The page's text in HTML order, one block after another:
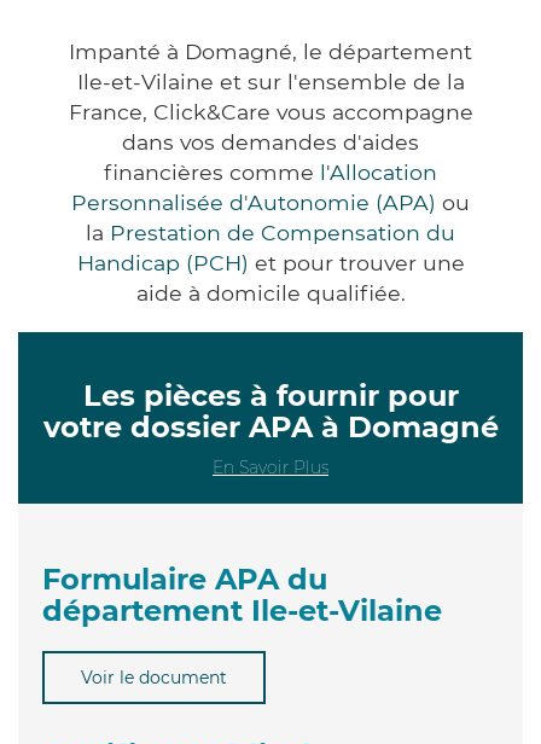
Impanté à Domagné, le département
Ile-et-Vilaine et sur l'ensemble de la
France, Click&Care vous accompagne
dans vos demandes d'aides
financières comme l'Allocation
Personnalisée d'Autonomie (APA) ou
la Prestation de Compensation du
Handicap (PCH) et pour trouver une
aide à domicile qualifiée.
Les pièces à fournir pour
votre dossier APA à Domagné
En Savoir Plus
Formulaire APA du
département Ile-et-Vilaine
Voir le document